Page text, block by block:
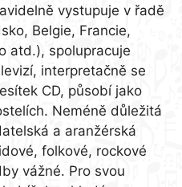
vystupuje v řadě
Belgie, Francie,
atd.), spolupracuje
interpretačně se
CD, působí jako
Neméně důležitá
a aranžérská
folkové, rockové
vážné. Pro svou